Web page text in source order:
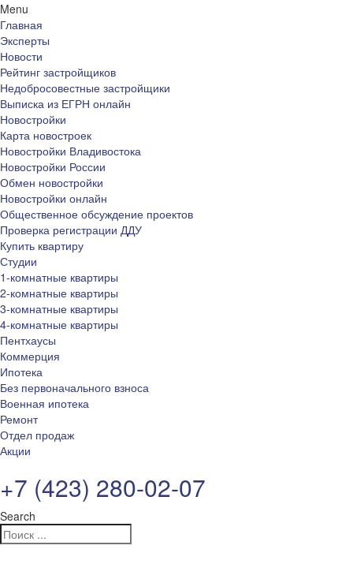
Menu
Главная
Эксперты
Новости
Рейтинг застройщиков
Недобросовестные застройщики
Выписка из ЕГРН онлайн
Новостройки
Карта новостроек
Новостройки Владивостока
Новостройки России
Обмен новостройки
Новостройки онлайн
Общественное обсуждение проектов
Проверка регистрации ДДУ
Купить квартиру
Студии
1-комнатные квартиры
2-комнатные квартиры
3-комнатные квартиры
4-комнатные квартиры
Пентхаусы
Коммерция
Ипотека
Без первоначального взноса
Военная ипотека
Ремонт
Отдел продаж
Акции
+7 (423) 280-02-07
Search